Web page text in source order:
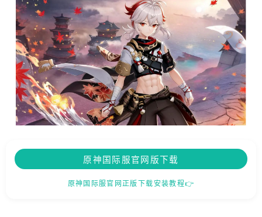
原神国际服官网版下载
原神国际服官网正版下载安装教程👉